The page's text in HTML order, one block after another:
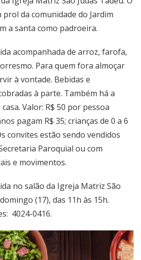
da comunidade do Jardim
a santa como padroeira.
acompanhada de arroz, farofa,
Para quem fora almoçar
à vontade. Bebidas e
à parte. Também há a
Valor: R$ 50 por pessoa
pagam R$ 35; crianças de 0 a 6
convites estão sendo vendidos
Paroquial ou com
e movimentos.
no salão da Igreja Matriz São
(17), das 11h às 15h.
4024-0416.